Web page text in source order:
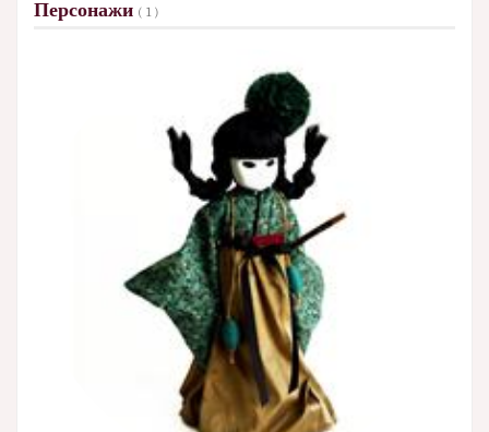
Персонажи ( 1 )